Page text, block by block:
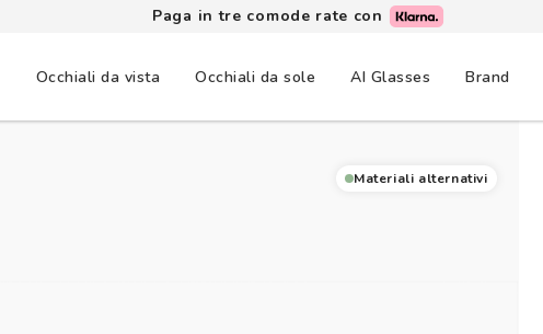
Paga in tre comode rate con
Occhiali da vista Occhiali da sole AI Glasses Brand
Materiali alternativi